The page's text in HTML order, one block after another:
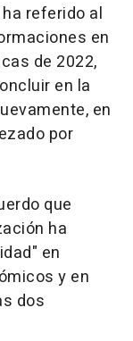
referido al
en
de 2022,
en la
en
por
que
ha
en
y en
dos